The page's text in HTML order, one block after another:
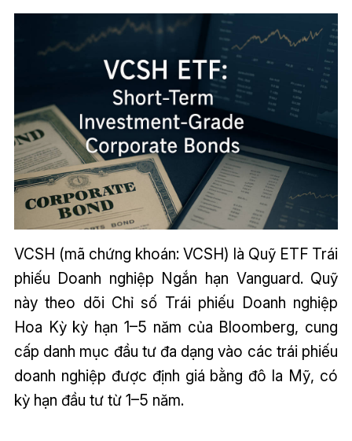
VCSH (mã chứng khoán: VCSH) là Quỹ ETF Trái
phiếu Doanh nghiệp Ngắn hạn Vanguard. Quỹ
này theo dõi Chỉ số Trái phiếu Doanh nghiệp
Hoa Kỳ kỳ hạn 1–5 năm của Bloomberg, cung
cấp danh mục đầu tư đa dạng vào các trái phiếu
doanh nghiệp được định giá bằng đô la Mỹ, có
kỳ hạn đầu tư từ 1–5 năm.